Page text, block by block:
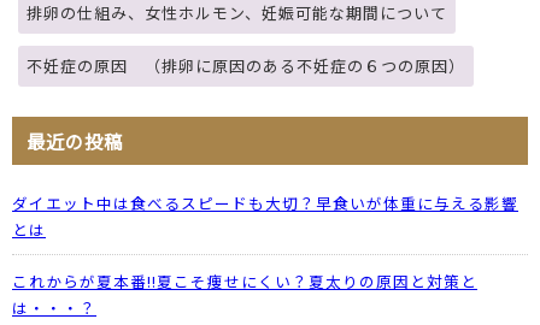
排卵の仕組み、女性ホルモン、妊娠可能な期間について
不妊症の原因 （排卵に原因のある不妊症の６つの原因）
最近の投稿
ダイエット中は食べるスピードも大切？早食いが体重に与える影響
とは
これからが夏本番!!夏こそ痩せにくい？夏太りの原因と対策と
は・・・？